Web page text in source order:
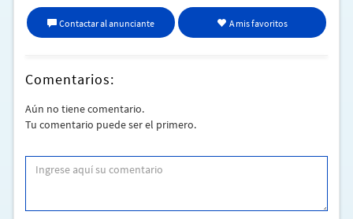
Asistencia para tareas administativas ( escaneos,
Cafetería y agua permanente
Mobiliario ergonómico
Renta por horas, días o semanas o por el tiempo que
Contactar al anunciante A mis favoritos
Comentarios:
Aún no tiene comentario.
Tu comentario puede ser el primero.